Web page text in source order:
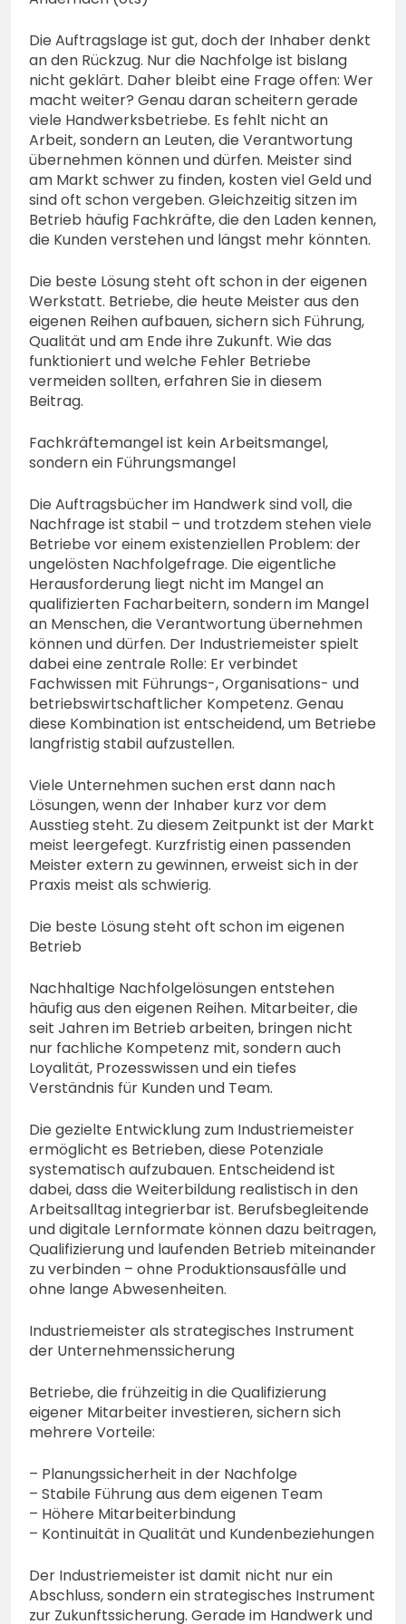
angedotzt: Hinweise
erbeten und Wer hat den
Fahrraddieb gesehen?
Die Auftragslage ist gut, doch der Inhaber denkt
an den Rückzug. Nur die Nachfolge ist bislang
nicht geklärt. Daher bleibt eine Frage offen: Wer
macht weiter? Genau daran scheitern gerade
viele Handwerksbetriebe. Es fehlt nicht an
Arbeit, sondern an Leuten, die Verantwortung
übernehmen können und dürfen. Meister sind
am Markt schwer zu finden, kosten viel Geld und
sind oft schon vergeben. Gleichzeitig sitzen im
Betrieb häufig Fachkräfte, die den Laden kennen,
die Kunden verstehen und längst mehr könnten.
Die beste Lösung steht oft schon in der eigenen
Werkstatt. Betriebe, die heute Meister aus den
eigenen Reihen aufbauen, sichern sich Führung,
Qualität und am Ende ihre Zukunft. Wie das
funktioniert und welche Fehler Betriebe
vermeiden sollten, erfahren Sie in diesem
Beitrag.
Fachkräftemangel ist kein Arbeitsmangel,
sondern ein Führungsmangel
Die Auftragsbücher im Handwerk sind voll, die
Nachfrage ist stabil – und trotzdem stehen viele
Betriebe vor einem existenziellen Problem: der
ungelösten Nachfolgefrage. Die eigentliche
Herausforderung liegt nicht im Mangel an
qualifizierten Facharbeitern, sondern im Mangel
an Menschen, die Verantwortung übernehmen
können und dürfen. Der Industriemeister spielt
dabei eine zentrale Rolle: Er verbindet
Fachwissen mit Führungs-, Organisations- und
betriebswirtschaftlicher Kompetenz. Genau
diese Kombination ist entscheidend, um Betriebe
langfristig stabil aufzustellen.
Viele Unternehmen suchen erst dann nach
Lösungen, wenn der Inhaber kurz vor dem
Ausstieg steht. Zu diesem Zeitpunkt ist der Markt
meist leergefegt. Kurzfristig einen passenden
Meister extern zu gewinnen, erweist sich in der
Praxis meist als schwierig.
Die beste Lösung steht oft schon im eigenen
Betrieb
Nachhaltige Nachfolgelösungen entstehen
häufig aus den eigenen Reihen. Mitarbeiter, die
seit Jahren im Betrieb arbeiten, bringen nicht
nur fachliche Kompetenz mit, sondern auch
Loyalität, Prozesswissen und ein tiefes
Verständnis für Kunden und Team.
Die gezielte Entwicklung zum Industriemeister
ermöglicht es Betrieben, diese Potenziale
systematisch aufzubauen. Entscheidend ist
dabei, dass die Weiterbildung realistisch in den
Arbeitsalltag integrierbar ist. Berufsbegleitende
und digitale Lernformate können dazu beitragen,
Qualifizierung und laufenden Betrieb miteinander
zu verbinden – ohne Produktionsausfälle und
ohne lange Abwesenheiten.
Industriemeister als strategisches Instrument
der Unternehmenssicherung
Betriebe, die frühzeitig in die Qualifizierung
eigener Mitarbeiter investieren, sichern sich
mehrere Vorteile:
– Planungssicherheit in der Nachfolge
– Stabile Führung aus dem eigenen Team
– Höhere Mitarbeiterbindung
– Kontinuität in Qualität und Kundenbeziehungen
Der Industriemeister ist damit nicht nur ein
Abschluss, sondern ein strategisches Instrument
zur Zukunftssicherung. Gerade im Handwerk und